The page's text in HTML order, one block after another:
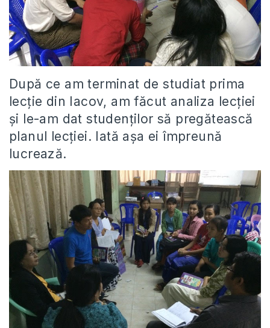
După ce am terminat de studiat prima
lecție din Iacov, am făcut analiza lecției
și le-am dat studenților să pregătească
planul lecției. Iată așa ei împreună
lucrează.